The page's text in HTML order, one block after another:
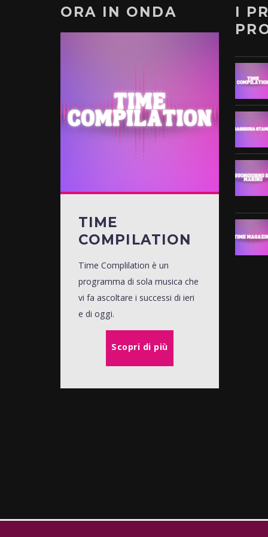
ORA IN ONDA
TIME
COMPILATION
Time Complilation è un
programma di sola musica che
vi fa ascoltare i successi di ieri
e di oggi.
Scopri di più
I